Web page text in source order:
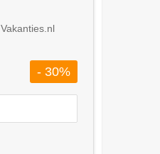
Vakanties.nl
- 30%